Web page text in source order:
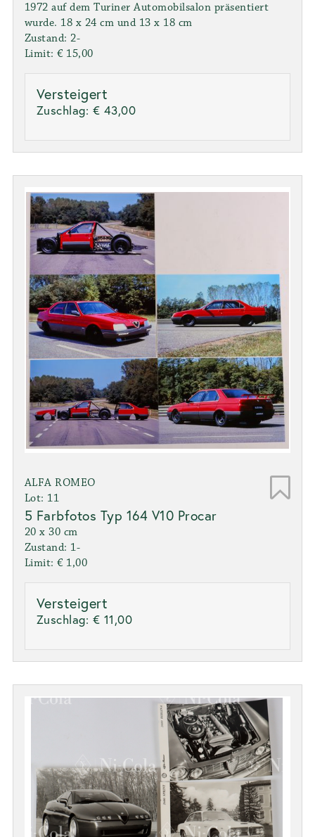
1972 auf dem Turiner Automobilsalon präsentiert
wurde. 18 x 24 cm und 13 x 18 cm
Zustand: 2-
Limit: € 15,00
Versteigert
Zuschlag: € 43,00
ALFA ROMEO
Lot: 11
5 Farbfotos Typ 164 V10 Procar
20 x 30 cm
Zustand: 1-
Limit: € 1,00
Versteigert
Zuschlag: € 11,00